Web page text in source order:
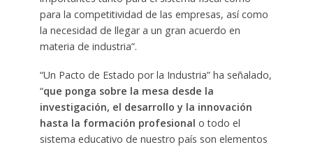
para la competitividad de las empresas, así como
la necesidad de llegar a un gran acuerdo en
materia de industria”.
“Un Pacto de Estado por la Industria” ha señalado,
“que ponga sobre la mesa desde la
investigación, el desarrollo y la innovación
hasta la formación profesional o todo el
sistema educativo de nuestro país son elementos